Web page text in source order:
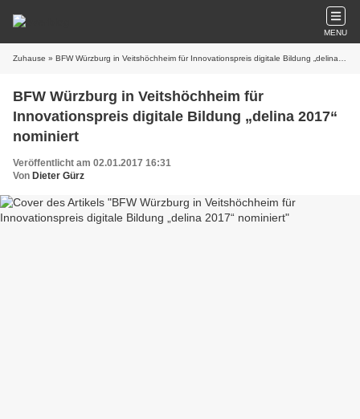
MENU
Zuhause » BFW Würzburg in Veitshöchheim für Innovationspreis digitale Bildung „delina 2017“ nominiert
BFW Würzburg in Veitshöchheim für
Innovationspreis digitale Bildung „delina 2017“
nominiert
Veröffentlicht am 02.01.2017 16:31
Von Dieter Gürz